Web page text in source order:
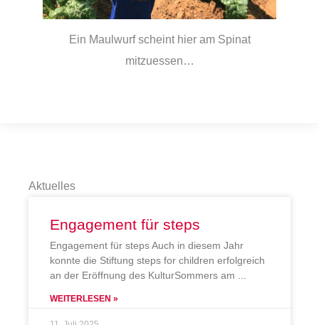
Ein Maulwurf scheint hier am Spinat
mitzuessen…
Aktuelles
Engagement für steps
Engagement für steps Auch in diesem Jahr
konnte die Stiftung steps for children erfolgreich
an der Eröffnung des KulturSommers am
WEITERLESEN »